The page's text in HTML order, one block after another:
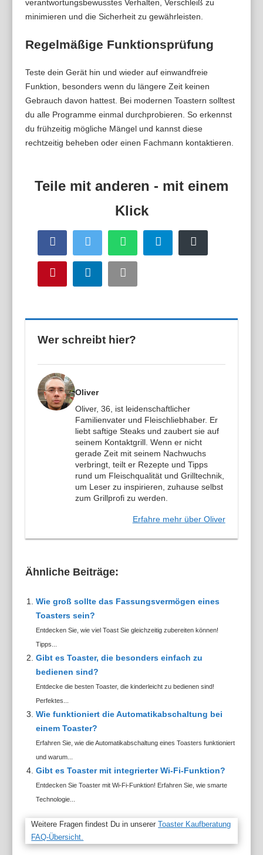
verantwortungsbewusstes Verhalten, Verschleiß zu
minimieren und die Sicherheit zu gewährleisten.
Regelmäßige Funktionsprüfung
Teste dein Gerät hin und wieder auf einwandfreie
Funktion, besonders wenn du längere Zeit keinen
Gebrauch davon hattest. Bei modernen Toastern solltest
du alle Programme einmal durchprobieren. So erkennst
du frühzeitig mögliche Mängel und kannst diese
rechtzeitig beheben oder einen Fachmann kontaktieren.
Wer schreibt hier?
Oliver
Oliver, 36, ist leidenschaftlicher
Familienvater und Fleischliebhaber. Er
liebt saftige Steaks und zaubert sie auf
seinem Kontaktgrill. Wenn er nicht
gerade Zeit mit seinem Nachwuchs
verbringt, teilt er Rezepte und Tipps
rund um Fleischqualität und Grilltechnik,
um Leser zu inspirieren, zuhause selbst
zum Grillprofi zu werden.
Erfahre mehr über Oliver
Ähnliche Beiträge:
Wie groß sollte das Fassungsvermögen eines
Toasters sein?
Entdecken Sie, wie viel Toast Sie gleichzeitig zubereiten können!
Tipps...
Gibt es Toaster, die besonders einfach zu
bedienen sind?
Entdecke die besten Toaster, die kinderleicht zu bedienen sind!
Perfektes...
Wie funktioniert die Automatikabschaltung bei
einem Toaster?
Erfahren Sie, wie die Automatikabschaltung eines Toasters funktioniert
und warum...
Gibt es Toaster mit integrierter Wi-Fi-Funktion?
Entdecken Sie Toaster mit Wi-Fi-Funktion! Erfahren Sie, wie smarte
Technologie...
Weitere Fragen findest Du in unsererToaster Kaufberatung
FAQ-Übersicht.